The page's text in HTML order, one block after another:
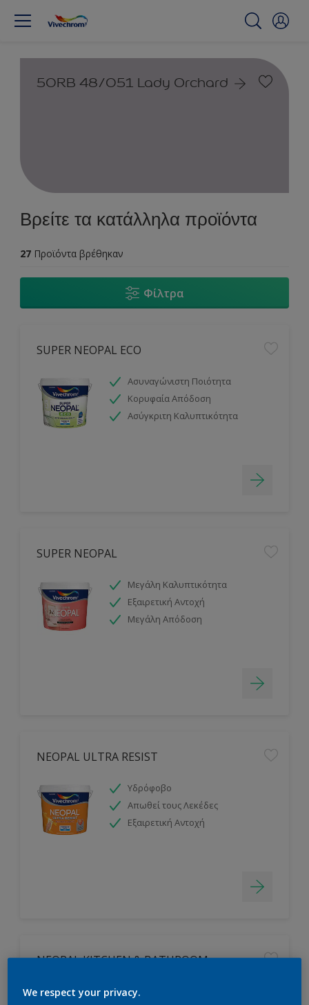
50RB 48/051 Lady Orchard
Βρείτε τα κατάλληλα προϊόντα
27 Προϊόντα βρέθηκαν
Φίλτρα
SUPER NEOPAL ECO
Ασυναγώνιστη Ποιότητα
Κορυφαία Απόδοση
Ασύγκριτη Καλυπτικότητα
SUPER NEOPAL
Μεγάλη Καλυπτικότητα
Εξαιρετική Αντοχή
Μεγάλη Απόδοση
NEOPAL ULTRA RESIST
Υδρόφοβο
Απωθεί τους Λεκέδες
Εξαιρετική Αντοχή
NEOPAL KITCHEN & BATHROOM
Ανθεκτικό σε Υδρατμούς και
We respect your privacy.